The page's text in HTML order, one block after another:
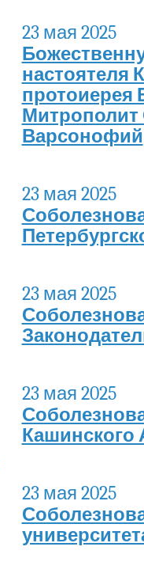
23 мая 2025
настоятеля
протоиерея
Митрополит
Варсонофий
23 мая 2025
23 мая 2025
23 мая 2025
Кашинского
23 мая 2025